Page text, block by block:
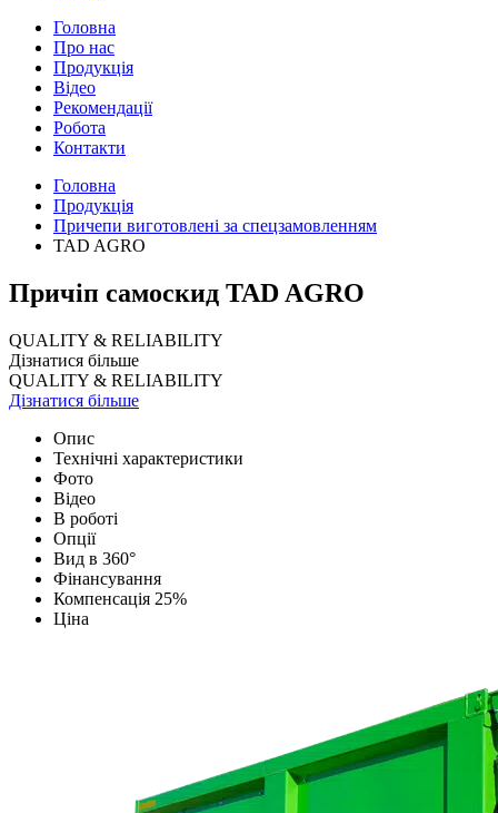
Головна
Про нас
Продукція
Відео
Рекомендації
Робота
Контакти
Головна
Продукція
Причепи виготовлені за спецзамовленням
TAD AGRO
Причіп самоскид TAD AGRO
QUALITY & RELIABILITY
Дізнатися більше
QUALITY & RELIABILITY
Дізнатися більше
Опис
Технічні характеристики
Фото
Відео
В роботі
Опції
Вид в 360°
Фінансування
Компенсація 25%
Ціна